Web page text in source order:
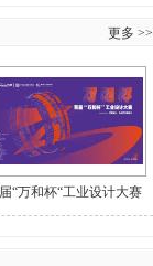
更多 >>
“万和杯“工业设计大赛